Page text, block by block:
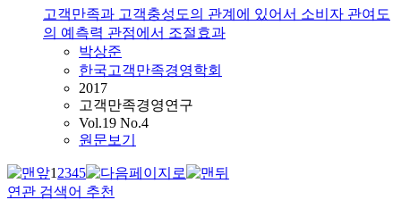
고객만족과 고객충성도의 관계에 있어서 소비자 관여도
의 예측력 관점에서 조절효과
박상준
한국고객만족경영학회
2017
고객만족경영연구
Vol.19 No.4
원문보기
12345
연관 검색어 추천